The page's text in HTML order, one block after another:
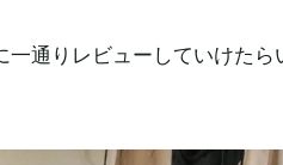
通りレビューしていけたら